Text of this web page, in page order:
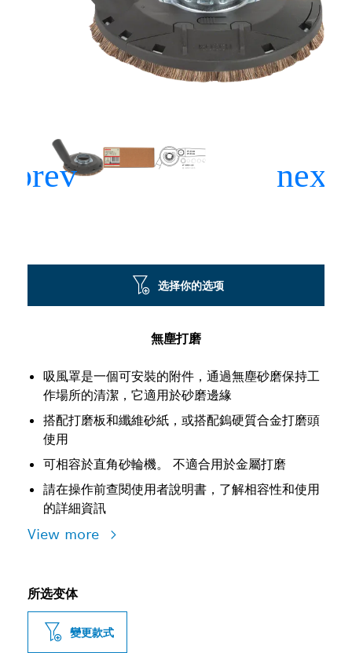
無塵打磨
吸風罩是一個可安裝的附件，通過無塵砂磨保持工
作場所的清潔，它適用於砂磨邊緣
搭配打磨板和纖維砂紙，或搭配鎢硬質合金打磨頭
使用
可相容於直角砂輪機。 不適合用於金屬打磨
請在操作前查閱使用者說明書，了解相容性和使用
的詳細資訊
View more
选择你的选项
所选变体
變更款式